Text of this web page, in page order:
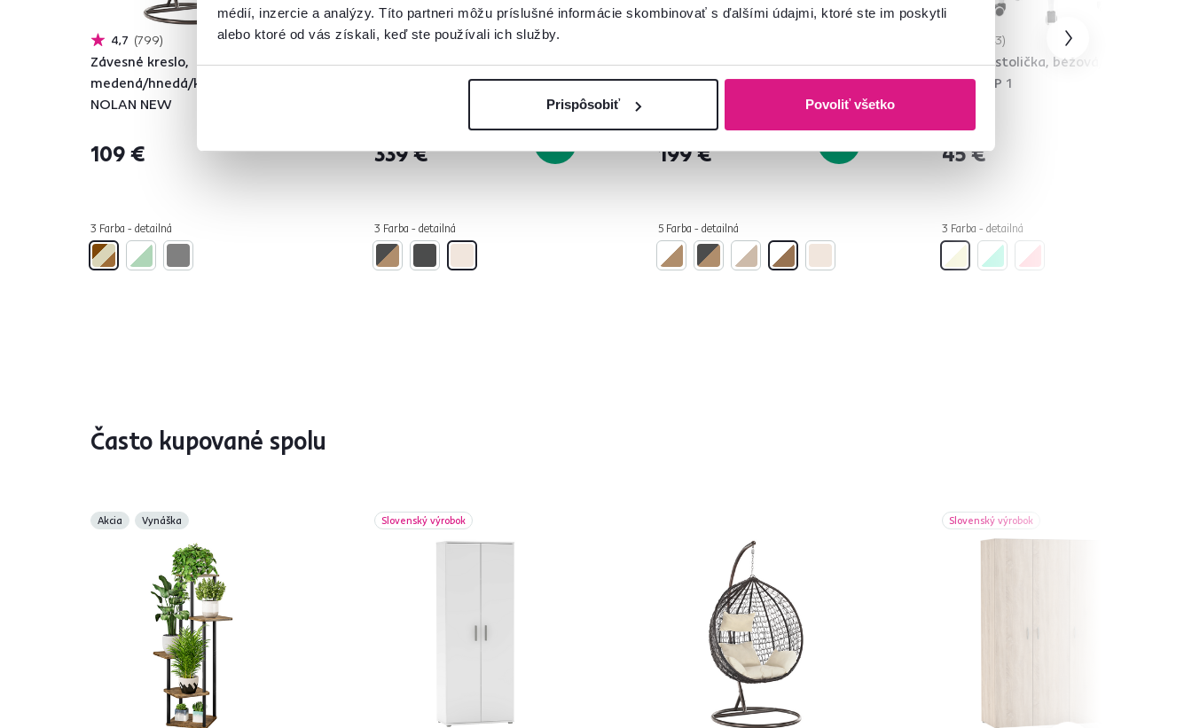
médií, inzercie a analýzy. Títo partneri môžu príslušné informácie skombinovať s ďalšími údajmi, ktoré ste im poskytli
alebo ktoré od vás získali, keď ste používali ich služby.
Prispôsobiť Povoliť všetko
4,7 799
Závesné kreslo,
medená/hnedá/krémová,
NOLAN NEW
109 €
3 Farba - detailná
4,5 11
Kuchynská linka, 2 m, kašmír,
339 €
3 Farba - detailná
Skriňa s posúvacími dverami,
dub wotan/biela, GABRIELA
399 €
199 €
5 Farba - detailná
43
Otočná stolička, béžová/biela,
TRIXI TYP 1
45 €
3 Farba - detailná
Často kupované spolu
Akcia Vynáška Slovenský výrobok Slovenský výrobok